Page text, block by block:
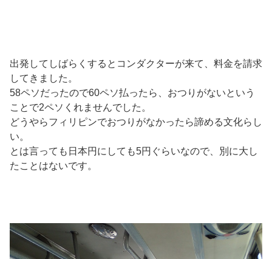
出発してしばらくするとコンダクターが来て、料金を請求
してきました。
58ペソだったので60ペソ払ったら、おつりがないという
ことで2ペソくれませんでした。
どうやらフィリピンでおつりがなかったら諦める文化らし
い。
とは言っても日本円にしても5円ぐらいなので、別に大し
たことはないです。